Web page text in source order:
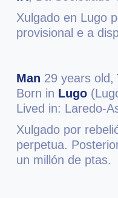
Xulgado en Lugo
provisional e a
Man 29 years old,
Born in Lugo
Lived in: Laredo-
Xulgado por
perpetua.
un millón de ptas.